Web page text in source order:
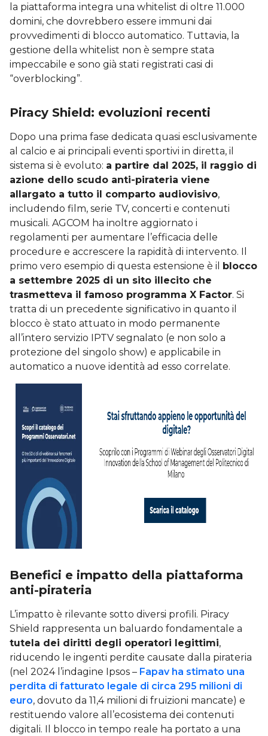
la piattaforma integra una whitelist di oltre 11.000
domini, che dovrebbero essere immuni dai
provvedimenti di blocco automatico. Tuttavia, la
gestione della whitelist non è sempre stata
impeccabile e sono già stati registrati casi di
“overblocking”.
Piracy Shield: evoluzioni recenti
Dopo una prima fase dedicata quasi esclusivamente
al calcio e ai principali eventi sportivi in diretta, il
sistema si è evoluto: a partire dal 2025, il raggio di
azione dello scudo anti-pirateria viene
allargato a tutto il comparto audiovisivo,
includendo film, serie TV, concerti e contenuti
musicali. AGCOM ha inoltre aggiornato i
regolamenti per aumentare l’efficacia delle
procedure e accrescere la rapidità di intervento. Il
primo vero esempio di questa estensione è il blocco
a settembre 2025 di un sito illecito che
trasmetteva il famoso programma X Factor. Si
tratta di un precedente significativo in quanto il
blocco è stato attuato in modo permanente
all’intero servizio IPTV segnalato (e non solo a
protezione del singolo show) e applicabile in
automatico a nuove identità ad esso correlate.
Benefici e impatto della piattaforma
anti-pirateria
L’impatto è rilevante sotto diversi profili. Piracy
Shield rappresenta un baluardo fondamentale a
tutela dei diritti degli operatori legittimi,
riducendo le ingenti perdite causate dalla pirateria
(nel 2024 l’indagine Ipsos – Fapav ha stimato una
perdita di fatturato legale di circa 295 milioni di
euro, dovuto da 11,4 milioni di fruizioni mancate) e
restituendo valore all’ecosistema dei contenuti
digitali. Il blocco in tempo reale ha portato a una